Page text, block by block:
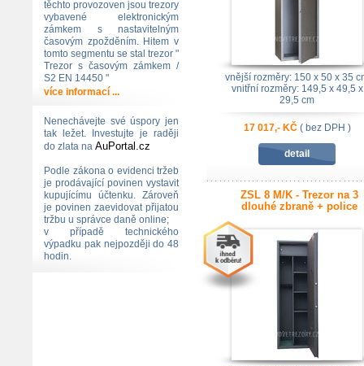
těchto provozoven jsou trezory
vybavené elektronickým
zámkem s nastavitelným
časovým zpožděním. Hitem v
tomto segmentu se stal trezor "
Trezor s časovým zámkem /
S2 EN 14450 "
více informací ...
Nenechávejte své úspory jen
tak ležet. Investujte je raději
do zlata na AuPortal.cz
Podle zákona o evidenci tržeb
je prodávající povinen vystavit
kupujícímu účtenku. Zároveň
je povinen zaevidovat přijatou
tržbu u správce daně online;
v případě technického
výpadku pak nejpozději do 48
hodin.
vnější rozměry: 150 x 50 x 35
vnitřní rozměry: 149,5 x 49,5 x
29,5 cm
bezp. třída: 15RU + zámek
EN1300
17 017,- KČ( bez DPH )
detail
ZSL 8 M/K - Trezor na 3
dlouhé zbraně + police